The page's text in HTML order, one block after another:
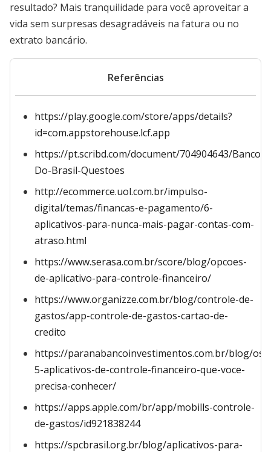
resultado? Mais tranquilidade para você aproveitar a
vida sem surpresas desagradáveis na fatura ou no
extrato bancário.
Referências
https://play.google.com/store/apps/details?
id=com.appstorehouse.lcf.app
https://pt.scribd.com/document/704904643/Banco-
Do-Brasil-Questoes
http://ecommerce.uol.com.br/impulso-
digital/temas/financas-e-pagamento/6-
aplicativos-para-nunca-mais-pagar-contas-com-
atraso.html
https://www.serasa.com.br/score/blog/opcoes-
de-aplicativo-para-controle-financeiro/
https://www.organizze.com.br/blog/controle-de-
gastos/app-controle-de-gastos-cartao-de-
credito
https://paranabancoinvestimentos.com.br/blog/os-
5-aplicativos-de-controle-financeiro-que-voce-
precisa-conhecer/
https://apps.apple.com/br/app/mobills-controle-
de-gastos/id921838244
https://spcbrasil.org.br/blog/aplicativos-para-